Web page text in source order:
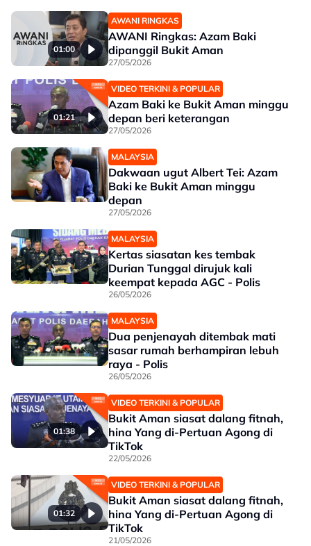
01:00
AWANI RINGKAS
AWANI Ringkas: Azam Baki
dipanggil Bukit Aman
27/05/2026
01:21
VIDEO TERKINI & POPULAR
Azam Baki ke Bukit Aman minggu
depan beri keterangan
27/05/2026
MALAYSIA
Dakwaan ugut Albert Tei: Azam
Baki ke Bukit Aman minggu
depan
27/05/2026
MALAYSIA
Kertas siasatan kes tembak
Durian Tunggal dirujuk kali
keempat kepada AGC - Polis
26/05/2026
MALAYSIA
Dua penjenayah ditembak mati
sasar rumah berhampiran lebuh
raya - Polis
26/05/2026
01:38
VIDEO TERKINI & POPULAR
Bukit Aman siasat dalang fitnah,
hina Yang di-Pertuan Agong di
TikTok
22/05/2026
01:32
VIDEO TERKINI & POPULAR
Bukit Aman siasat dalang fitnah,
hina Yang di-Pertuan Agong di
TikTok
21/05/2026